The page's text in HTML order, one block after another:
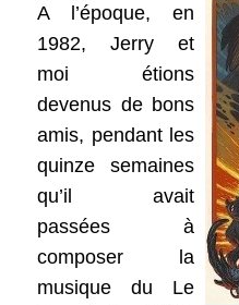
A l’époque, en
1982, Jerry et
moi étions
devenus de bons
amis, pendant les
quinze semaines
qu’il avait
passées à
composer la
musique du Le